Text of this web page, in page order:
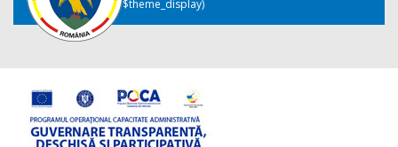
$theme_display)